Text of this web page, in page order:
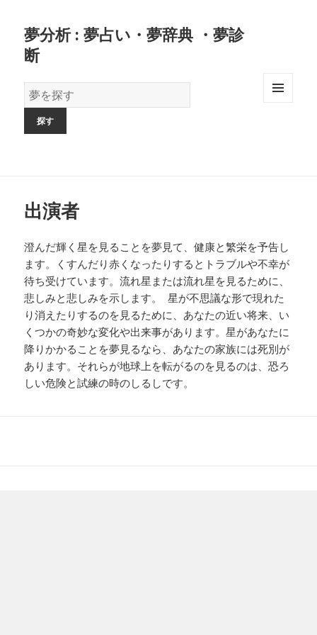
夢分析 : 夢占い・夢辞典 ・夢診
断
夢
の
出演者
澄んだ輝く星を見ることを夢見て、健康と繁栄を予告し
ます。くすんだり赤くなったりするとトラブルや不幸が
待ち受けています。流れ星または流れ星を見るために、
悲しみと悲しみを示します。 星が不思議な形で現れた
り消えたりするのを見るために、あなたの近い将来、い
くつかの奇妙な変化や出来事があります。星があなたに
降りかかることを夢見るなら、あなたの家族には死別が
あります。それらが地球上を転がるのを見るのは、恐ろ
しい危険と試練の時のしるしです。